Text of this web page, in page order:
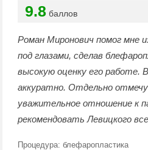
9.8 баллов
Роман Миронович помог мне
под глазами, сделав
высокую оценку его работе.
аккуратно. Отдельно отмечу
уважительное отношение к
рекомендовать Левицкого
Процедура: блефаропластика